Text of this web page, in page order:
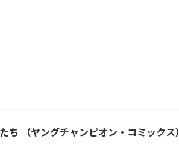
（ヤングチャンピオン・コミックス）